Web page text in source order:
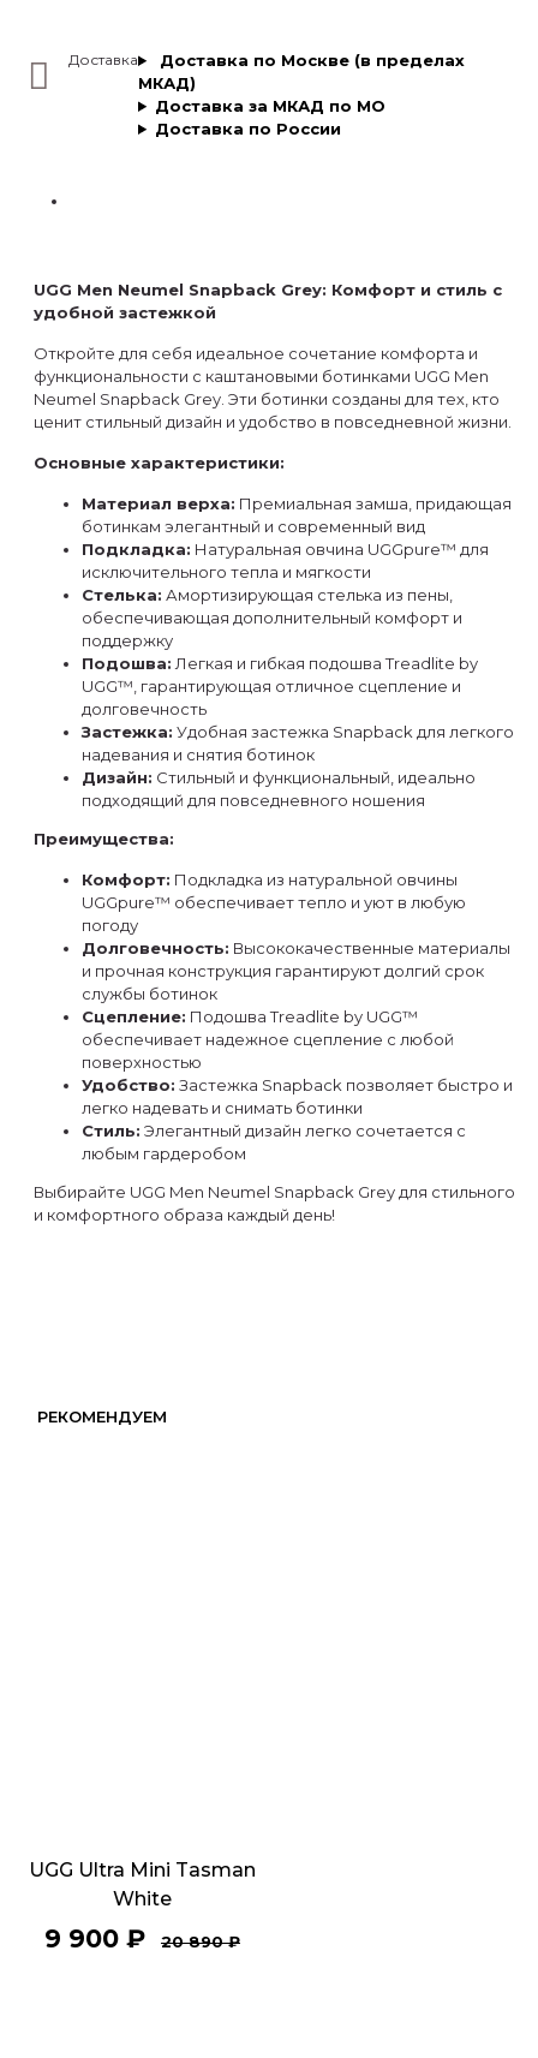
Доставка
Доставка по Москве (в пределах
МКАД)
Доставка за МКАД по МО
Доставка по России
UGG Men Neumel Snapback Grey: Комфорт и стиль с
удобной застежкой
Откройте для себя идеальное сочетание комфорта и
функциональности с каштановыми ботинками UGG Men
Neumel Snapback Grey. Эти ботинки созданы для тех, кто
ценит стильный дизайн и удобство в повседневной жизни.
Основные характеристики:
Материал верха: Премиальная замша, придающая
ботинкам элегантный и современный вид
Подкладка: Натуральная овчина UGGpure™ для
исключительного тепла и мягкости
Стелька: Амортизирующая стелька из пены,
обеспечивающая дополнительный комфорт и
поддержку
Подошва: Легкая и гибкая подошва Treadlite by
UGG™, гарантирующая отличное сцепление и
долговечность
Застежка: Удобная застежка Snapback для легкого
надевания и снятия ботинок
Дизайн: Стильный и функциональный, идеально
подходящий для повседневного ношения
Преимущества:
Комфорт: Подкладка из натуральной овчины
UGGpure™ обеспечивает тепло и уют в любую
погоду
Долговечность: Высококачественные материалы
и прочная конструкция гарантируют долгий срок
службы ботинок
Сцепление: Подошва Treadlite by UGG™
обеспечивает надежное сцепление с любой
поверхностью
Удобство: Застежка Snapback позволяет быстро и
легко надевать и снимать ботинки
Стиль: Элегантный дизайн легко сочетается с
любым гардеробом
Выбирайте UGG Men Neumel Snapback Grey для стильного
и комфортного образа каждый день!
РЕКОМЕНДУЕМ
UGG Ultra Mini Tasman
White
9 900₽ 20 890₽